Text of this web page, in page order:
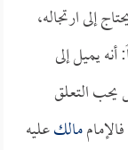
إلى ارتجاله،
يميل إلى
التعلق
مالكعليه